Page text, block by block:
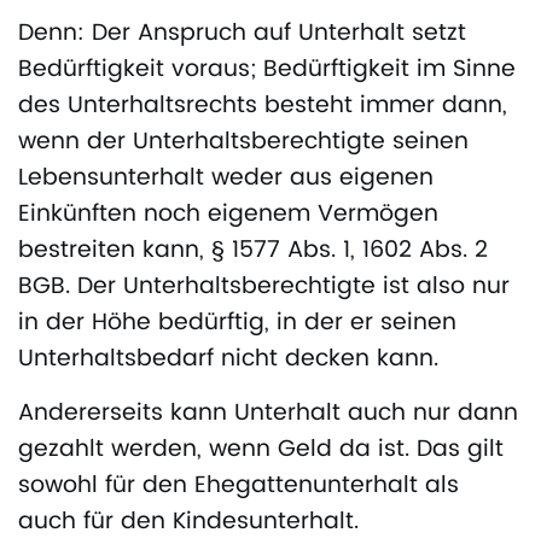
Denn: Der Anspruch auf Unterhalt setzt
Bedürftigkeit voraus; Bedürftigkeit im Sinne
des Unterhaltsrechts besteht immer dann,
wenn der Unterhaltsberechtigte seinen
Lebensunterhalt weder aus eigenen
Einkünften noch eigenem Vermögen
bestreiten kann, § 1577 Abs. 1, 1602 Abs. 2
BGB. Der Unterhaltsberechtigte ist also nur
in der Höhe bedürftig, in der er seinen
Unterhaltsbedarf nicht decken kann.
Andererseits kann Unterhalt auch nur dann
gezahlt werden, wenn Geld da ist. Das gilt
sowohl für den Ehegattenunterhalt als
auch für den Kindesunterhalt.